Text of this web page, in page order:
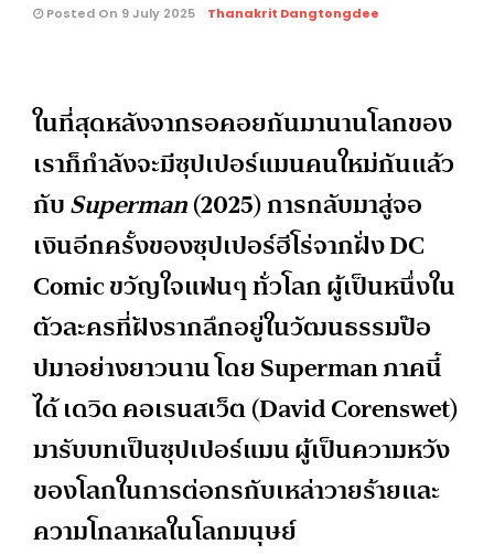
Posted On 9 July 2025 Thanakrit Dangtongdee
ในที่สุดหลังจากรอคอยกันมานานโลกของ
เราก็กำลังจะมีซุปเปอร์แมนคนใหม่กันแล้ว
กับSuperman(2025) การกลับมาสู่จอ
เงินอีกครั้งของซุปเปอร์ฮีโร่จากฝั่ง DC
Comic ขวัญใจแฟนๆ ทั่วโลก ผู้เป็นหนึ่งใน
ตัวละครที่ฝังรากลึกอยู่ในวัฒนธรรมป๊อ
ปมาอย่างยาวนาน โดย Superman ภาคนี้
ได้ เดวิด คอเรนสเว็ต (David Corenswet)
มารับบทเป็นซุปเปอร์แมน ผู้เป็นความหวัง
ของโลกในการต่อกรกับเหล่าวายร้ายและ
ความโกลาหลในโลกมนุษย์